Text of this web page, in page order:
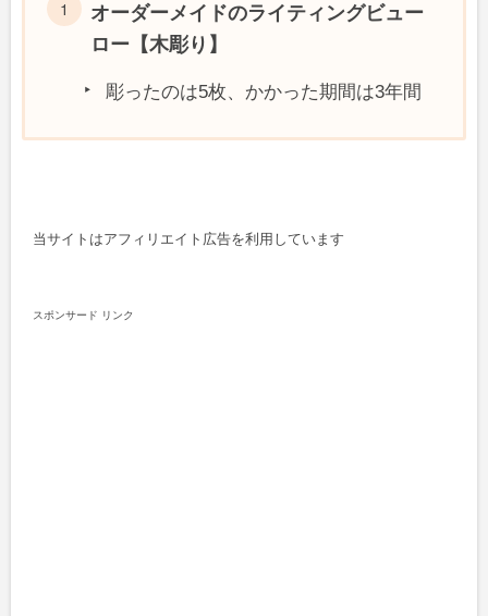
オーダーメイドのライティングビュー
ロー【木彫り】
彫ったのは5枚、かかった期間は3年間
当サイトはアフィリエイト広告を利用しています
スポンサード リンク